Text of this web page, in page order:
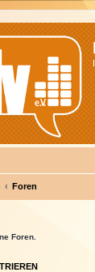
Foren
Foren.